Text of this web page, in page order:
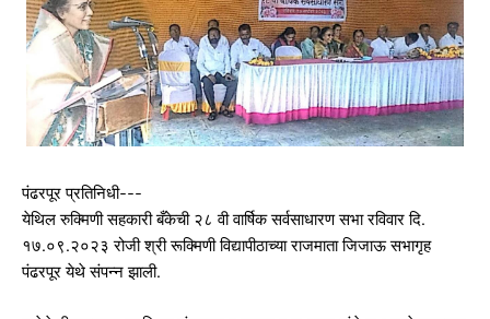
पंढरपूर प्रतिनिधी---
येथिल रुक्मिणी सहकारी बँकेची २८ वी वार्षिक सर्वसाधारण सभा रविवार दि.
१७.०९.२०२३ रोजी श्री रूक्मिणी विद्यापीठाच्या राजमाता जिजाऊ सभागृह
पंढरपूर येथे संपन्न झाली.